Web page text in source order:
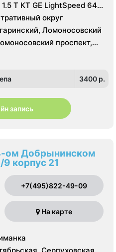
T КТ GE LightSpeed 64
округ
Ломоносовский
проспект,
3400 p.
запись
ом Добрынинском
9 корпус 21
+7(495)822-49-09
На карте